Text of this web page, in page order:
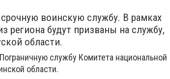
воинскую службу. В рамках
будут призваны на службу,
области.
службу Комитета национальной
области.